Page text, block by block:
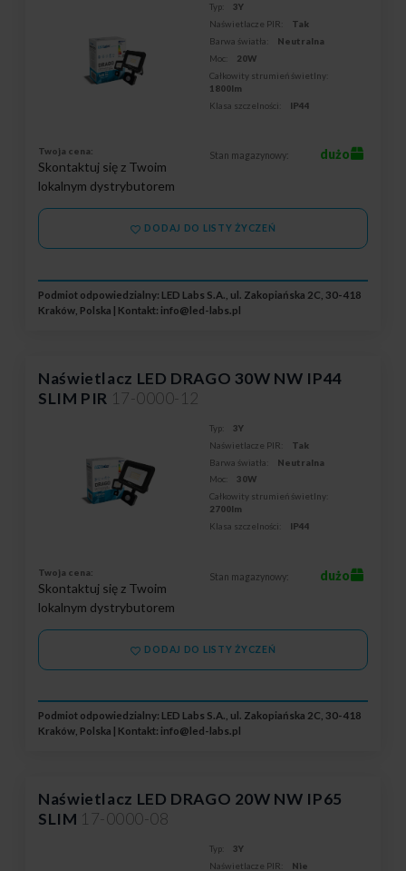
Typ:
3Y
Naświetlacze PIR:
Tak
Barwa światła:
Neutralna
Moc:
20W
Całkowity strumień świetlny:
1800lm
Klasa szczelności:
IP44
Twoja cena:
Skontaktuj się z Twoim
lokalnym dystrybutorem
Stan magazynowy: dużo
DODAJ DO LISTY ŻYCZEŃ
Podmiot odpowiedzialny: LED Labs S.A., ul. Zakopiańska 2C, 30-418
Kraków, Polska | Kontakt: info@led-labs.pl
Naświetlacz LED DRAGO 30W NW IP44
SLIM PIR 17-0000-12
Typ:
3Y
Naświetlacze PIR:
Tak
Barwa światła:
Neutralna
Moc:
30W
Całkowity strumień świetlny:
2700lm
Klasa szczelności:
IP44
Twoja cena:
Skontaktuj się z Twoim
lokalnym dystrybutorem
Stan magazynowy: dużo
DODAJ DO LISTY ŻYCZEŃ
Podmiot odpowiedzialny: LED Labs S.A., ul. Zakopiańska 2C, 30-418
Kraków, Polska | Kontakt: info@led-labs.pl
Naświetlacz LED DRAGO 20W NW IP65
SLIM 17-0000-08
Typ:
3Y
Naświetlacze PIR:
Nie